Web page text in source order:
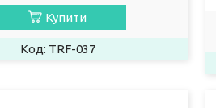
Купити
TRF-037